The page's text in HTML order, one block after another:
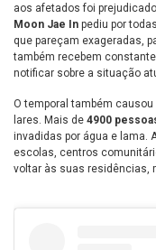
aos afetados foi
Moon Jae In pediu por
que pareçam exageradas,
também recebem
notificar sobre a situação
O temporal também
lares. Mais de 4900
invadidas por água e lama.
escolas, centros
voltar às suas residências,